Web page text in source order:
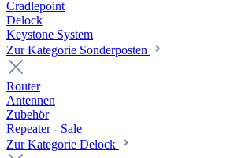
Cradlepoint
Delock
Keystone System
Zur Kategorie Sonderposten
Router
Antennen
Zubehör
Repeater - Sale
Zur Kategorie Delock